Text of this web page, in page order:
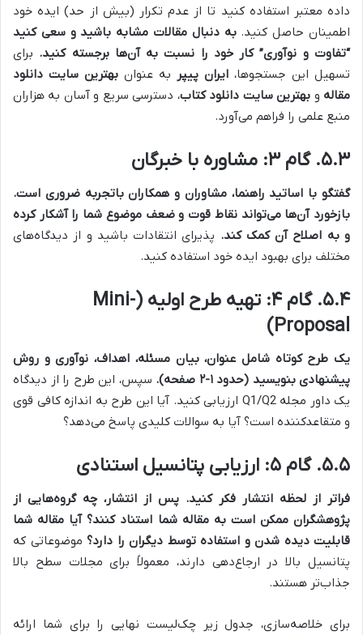
داده معتبر استفاده کنید تا از عدم تکرار (بیش از حد) ایده خود
اطمینان حاصل کنید.به دنبال مقالات مشابه باشید و سعی کنید
“تفاوت و نوآوری” کار خود را نسبت به آن‌ها برجسته کنید. برای
تسهیل این جستجوها، ایران پیپر به عنوان بهترین سایت دانلود
مقاله و بهترین سایت دانلود کتاب، دسترسی سریع و آسان به هزاران
منبع علمی را فراهم می‌آورد.
۵.۳. گام ۳: مشاوره با خبرگان
گفتگو با اساتید راهنما، مشاوران و همکاران باتجربه ضروری است.
بازخورد آن‌ها می‌تواند نقاط قوت و ضعف موضوع شما را آشکار کرده
و به اصلاح آن کمک کند. پذیرای انتقادات باشید و از دیدگاه‌های
مختلف برای بهبود ایده خود استفاده کنید.
۵.۴. گام ۴: تهیه طرح اولیه (Mini-
Proposal)
یک طرح کوتاه شامل عنوان، بیان مسئله، اهداف، نوآوری و روش
پیشنهادی بنویسید (حدود ۱-۲ صفحه).
سپس، این طرح را از دیدگاه
یک داور مجله Q1/Q2 ارزیابی کنید. آیا این طرح به اندازه کافی قوی
و متقاعدکننده است؟ آیا به سوالات کلیدی پاسخ می‌دهد؟
۵.۵. گام ۵: ارزیابی پتانسیل استنادی
فراتر از لحظه انتشار فکر کنید. پس از انتشار، چه گروه‌هایی از
پژوهشگران ممکن است به مقاله شما استناد کنند؟ آیا مقاله شما
قابلیت دیده شدن و استفاده توسط دیگران را دارد؟ موضوعاتی که
پتانسیل بالا در ارجاع‌دهی دارند، معمولاً برای مجلات سطح بالا
جذاب‌تر هستند.
برای خلاصه‌سازی، جدول زیر چک‌لیست نهایی را برای شما ارائه